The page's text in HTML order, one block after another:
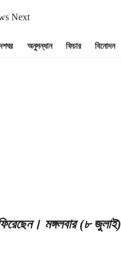
অনুসন্ধান ফিচার বিনোদন
মঙ্গলবার (৮ জুলাই)